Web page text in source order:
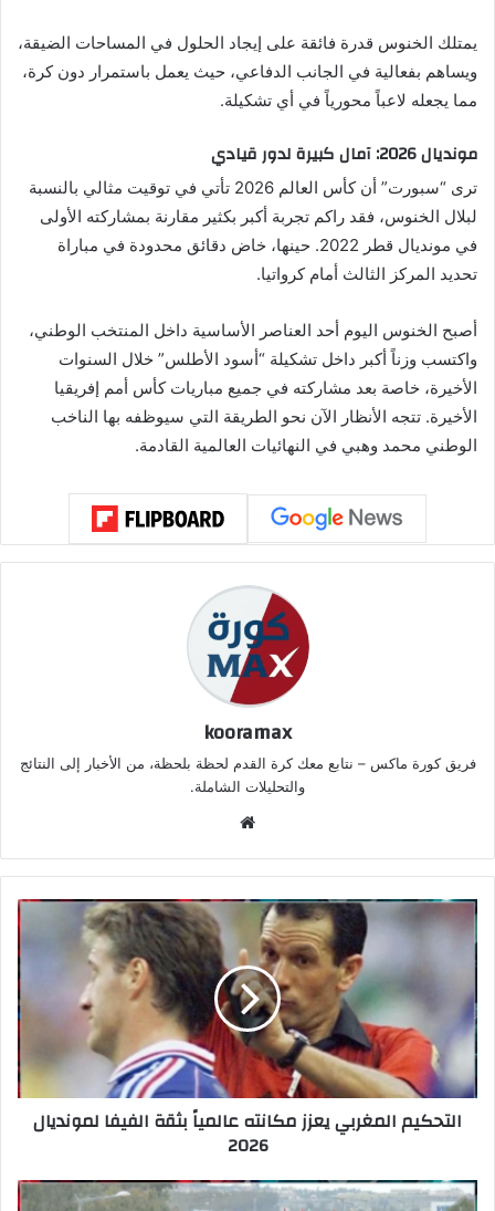
يمتلك الخنوس قدرة فائقة على إيجاد الحلول في المساحات الضيقة،
ويساهم بفعالية في الجانب الدفاعي، حيث يعمل باستمرار دون كرة،
مما يجعله لاعباً محورياً في أي تشكيلة.
مونديال 2026: آمال كبيرة لدور قيادي
ترى “سبورت” أن كأس العالم 2026 تأتي في توقيت مثالي بالنسبة
لبلال الخنوس، فقد راكم تجربة أكبر بكثير مقارنة بمشاركته الأولى
في مونديال قطر 2022. حينها، خاض دقائق محدودة في مباراة
تحديد المركز الثالث أمام كرواتيا.
أصبح الخنوس اليوم أحد العناصر الأساسية داخل المنتخب الوطني،
واكتسب وزناً أكبر داخل تشكيلة “أسود الأطلس” خلال السنوات
الأخيرة، خاصة بعد مشاركته في جميع مباريات كأس أمم إفريقيا
الأخيرة. تتجه الأنظار الآن نحو الطريقة التي سيوظفه بها الناخب
الوطني محمد وهبي في النهائيات العالمية القادمة.
kooramax
فريق كورة ماكس – نتابع معك كرة القدم لحظة بلحظة، من الأخبار إلى النتائج
والتحليلات الشاملة.
الوي
ب
التحكيم المغربي يعزز مكانته عالمياً بثقة الفيفا لمونديال
2026